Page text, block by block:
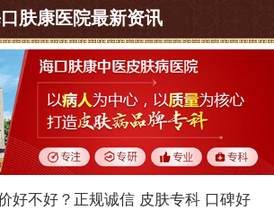
肤康医院最新资讯
好不好？正规诚信 皮肤专科 口碑好